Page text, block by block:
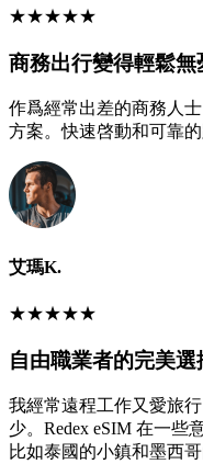
★★★★★
商務出行變得輕鬆無
作爲經常出差的商務人
方案。快速啓動和可靠
艾瑪K.
★★★★★
自由職業者的完美選
我經常遠程工作又愛旅
少。Redex eSIM 在一些
比如泰國的小鎮和墨西